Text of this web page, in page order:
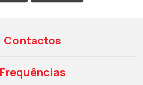
Contactos
Frequências